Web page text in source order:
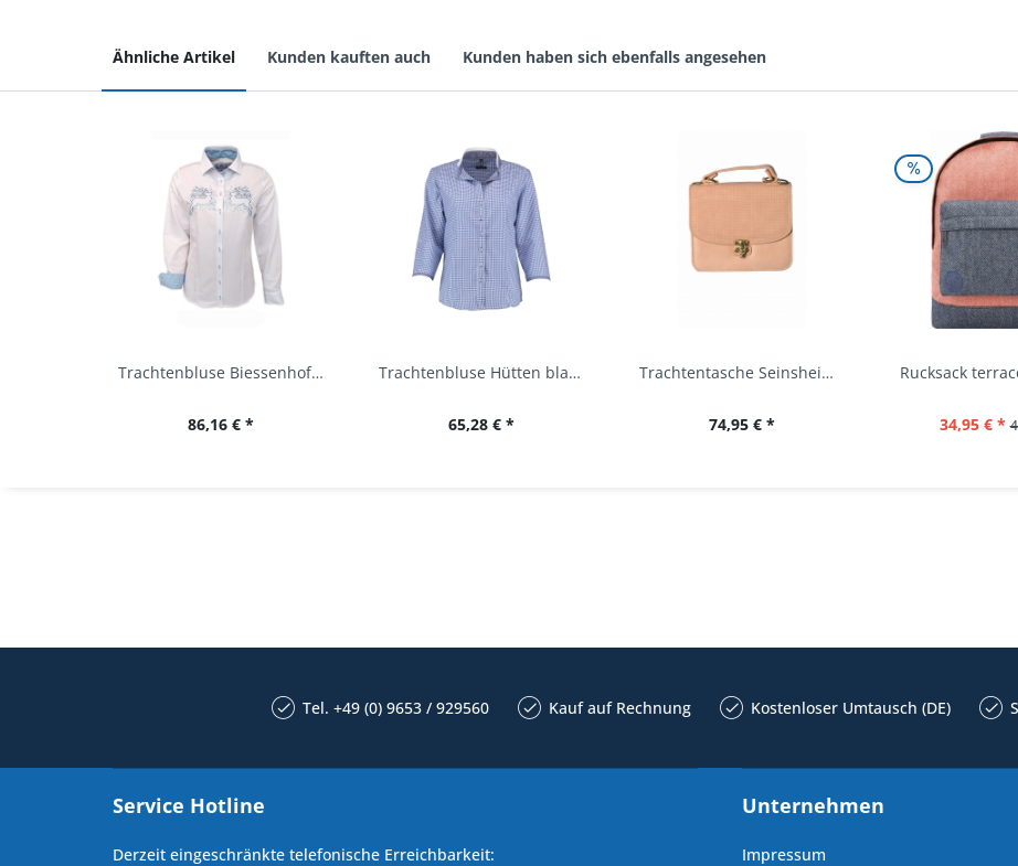
Ähnliche Artikel Kunden kauften auch Kunden haben sich ebenfalls angesehen
Trachtenbluse Biessenhofen weiß Langarm OS...
86,16 € *
Trachtenbluse Hütten blau 7/8 Arm OS Trachten
65,28 € *
Trachtentasche Seinsheim lachs rosa Werner...
74,95 € * 34,95 € *
Tel. +49 (0) 9653 / 929560 Kauf auf Rechnung Kostenloser Umtausch (DE)
Service Hotline
Derzeit eingeschränkte telefonische Erreichbarkeit:
Unternehmen
Impressum